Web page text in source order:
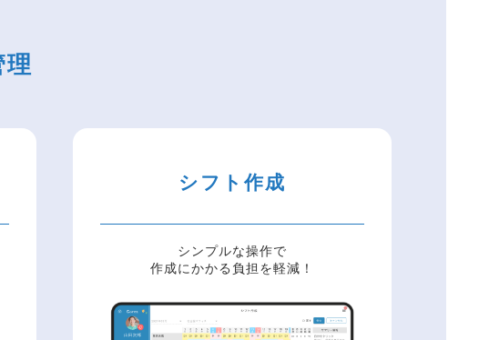
シフト作成
シンプルな操作で
作成にかかる負担を軽減！